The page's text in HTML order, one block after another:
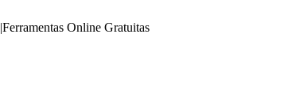
|Ferramentas Online Gratuitas